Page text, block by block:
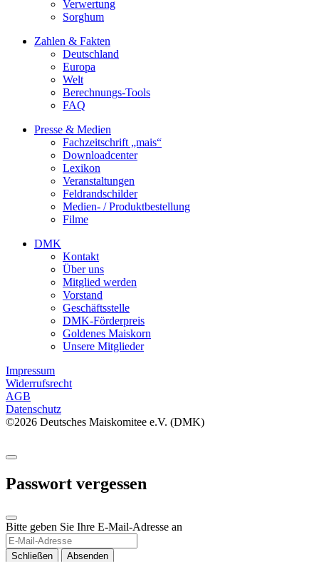
Verwertung
Sorghum
Zahlen & Fakten
Deutschland
Europa
Welt
Berechnungs-Tools
FAQ
Presse & Medien
Fachzeitschrift „mais“
Downloadcenter
Lexikon
Veranstaltungen
Feldrandschilder
Medien- / Produktbestellung
Filme
DMK
Kontakt
Über uns
Mitglied werden
Vorstand
Geschäftsstelle
DMK-Förderpreis
Goldenes Maiskorn
Unsere Mitglieder
Impressum
Widerrufsrecht
AGB
Datenschutz
©2026 Deutsches Maiskomitee e.V. (DMK)
Passwort vergessen
Bitte geben Sie Ihre E-Mail-Adresse an
Schließen Absenden